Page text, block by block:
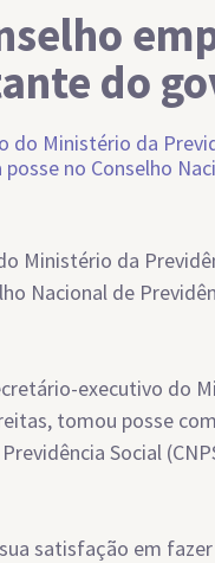
do
Ministério da
Nacional de
executivo do
tomou posse
Social
satisfação em